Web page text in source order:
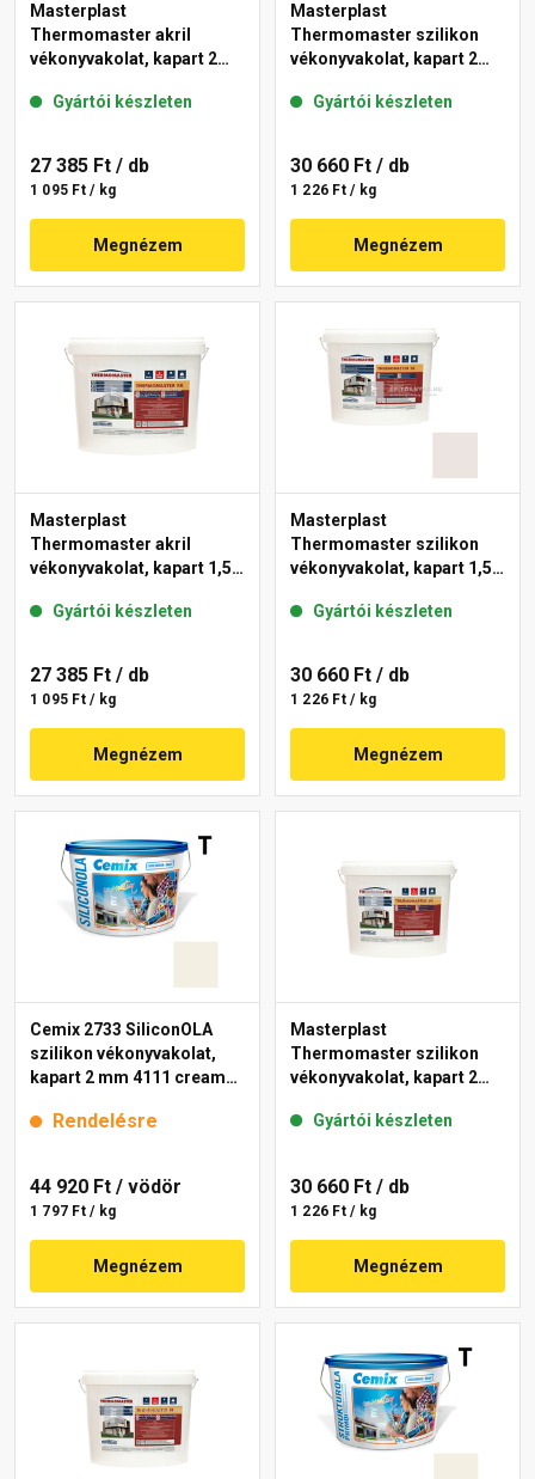
Masterplast
Thermomaster akril
vékonyvakolat, kapart 2
Gyártói készleten
27 385 Ft / db
1 095 Ft / kg
Megnézem
Masterplast
Thermomaster szilikon
vékonyvakolat, kapart 2
Gyártói készleten
30 660 Ft / db
1 226 Ft / kg
Megnézem
Masterplast
Thermomaster akril
vékonyvakolat, kapart 1,5
Gyártói készleten
27 385 Ft / db
1 095 Ft / kg
Megnézem
Masterplast
Thermomaster szilikon
vékonyvakolat, kapart 1,5
Gyártói készleten
30 660 Ft / db
1 226 Ft / kg
Megnézem
Cemix 2733 SiliconOLA
szilikon vékonyvakolat,
kapart 2 mm 4111 cream
Rendelésre
44 920 Ft / vödör
1 797 Ft / kg
Megnézem
Masterplast
Thermomaster szilikon
vékonyvakolat, kapart 2
Gyártói készleten
30 660 Ft / db
1 226 Ft / kg
Megnézem